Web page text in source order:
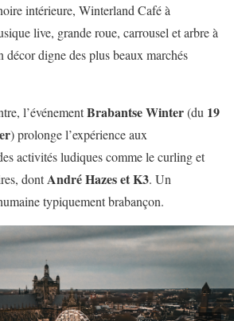
intérieure, Winterland Café à
live, grande roue, carrousel et arbre à
décor digne des plus beaux marchés
l’événementBrabantse Winter(du 19
) prolonge l’expérience aux
activités ludiques comme le curling et
dontAndré Hazes et K3. Un
typiquement brabançon.